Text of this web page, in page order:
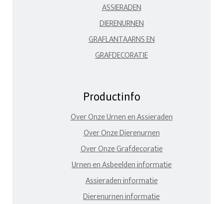
ASSIERADEN
DIERENURNEN
GRAFLANTAARNS EN
GRAFDECORATIE
Productinfo
Over Onze Urnen en Assieraden
Over Onze Dierenurnen
Over Onze Grafdecoratie
Urnen en Asbeelden informatie
Assieraden informatie
Dierenurnen informatie